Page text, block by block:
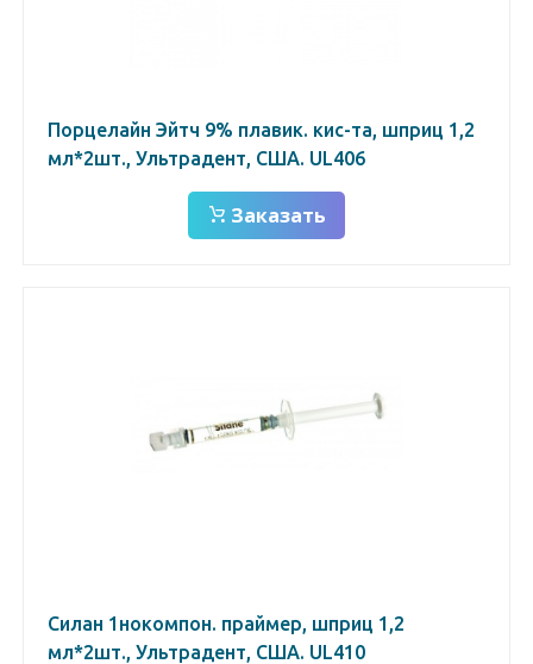
Порцелайн Эйтч 9% плавик. кис-та, шприц 1,2
мл*2шт., Ультрадент, США. UL406
Заказать
Силан 1нокомпон. праймер, шприц 1,2
мл*2шт., Ультрадент, США. UL410